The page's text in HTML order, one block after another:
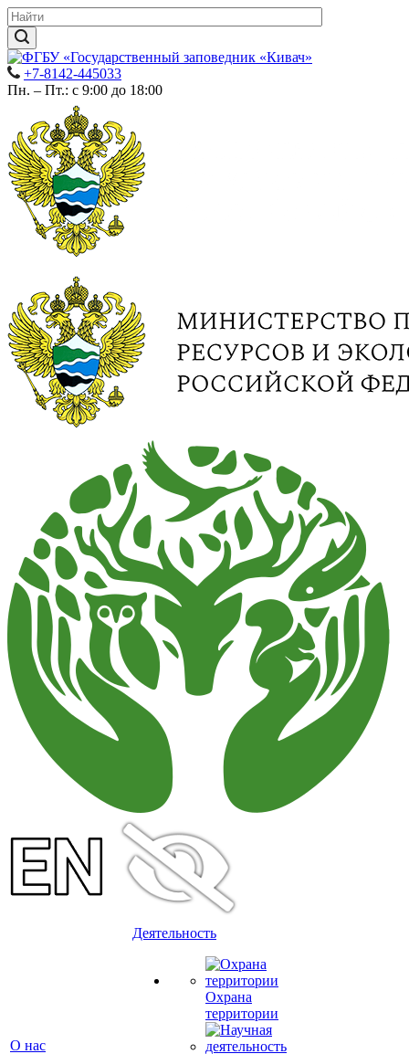
+7-8142-445033
Пн. – Пт.: с 9:00 до 18:00
О нас
Деятельность
Охрана
территории